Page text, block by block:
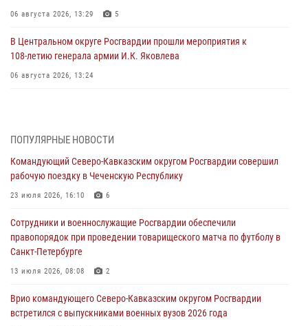
06 августа 2026, 13:29 5
В Центральном округе Росгвардии прошли мероприятия к
108‑летию генерала армии И.К. Яковлева
06 августа 2026, 13:24
06 августа 2026, 12:35 1
Росгвардейцы провели выставку вооружения для участников сбора
«Гвардеец» в Пензе (видео)
06 августа 2026, 12:00
В Курске росгвардейцы приняли участие в митинге, посвященном
второй годовщине вторжения ВСУ на территорию области
06 августа 2026, 11:56
угрожавшего подростку травматическим пистолетом
06 августа 2026, 11:33
ПОПУЛЯРНЫЕ НОВОСТИ
Командующий Северо-Кавказским округом Росгвардии совершил
рабочую поездку в Чеченскую Республику
23 июля 2026, 16:10 6
Сотрудники и военнослужащие Росгвардии обеспечили
правопорядок при проведении товарищеского матча по футболу в
Санкт-Петербурге
13 июля 2026, 08:08 2
Врио командующего Северо-Кавказским округом Росгвардии
встретился с выпускниками военных вузов 2026 года